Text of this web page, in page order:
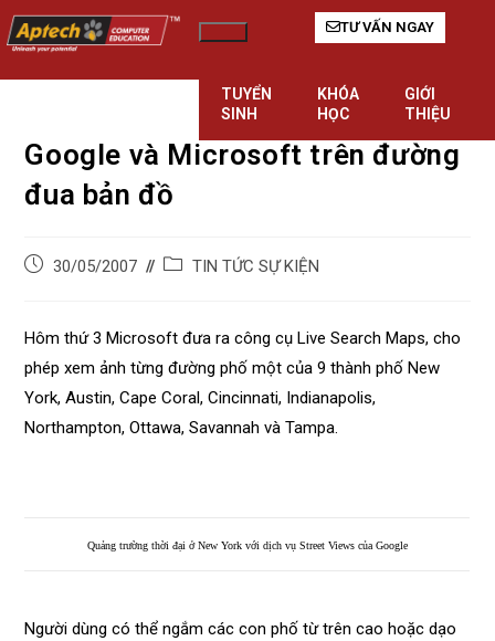
TUYỂN
SINH
KHÓA
HỌC
GIỚI
THIỆU
Hamburger Toggle Menu
TƯ VẤN NGAY
Google và Microsoft trên đường
đua bản đồ
30/05/2007 TIN TỨC SỰ KIỆN
Hôm thứ 3 Microsoft đưa ra công cụ Live Search Maps, cho
phép xem ảnh từng đường phố một của 9 thành phố New
York, Austin, Cape Coral, Cincinnati, Indianapolis,
Northampton, Ottawa, Savannah và Tampa.
Quảng trường thời đại ở New York với dịch vụ Street Views của Google
Người dùng có thể ngắm các con phố từ trên cao hoặc dạo